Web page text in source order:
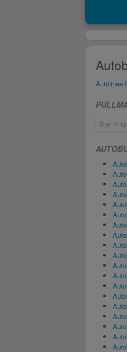
Autolinee
Siamo